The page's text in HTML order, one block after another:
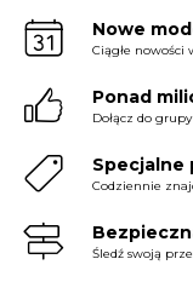
Nowe
Ciągłe nowości
Ponad
Dołącz do
Specjalne
Codziennie
Śledź swoją